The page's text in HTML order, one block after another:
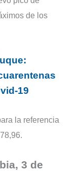
de los
19
la referencia
3 de